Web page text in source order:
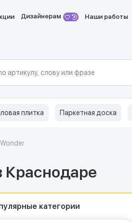
Дизайнерам Наши работы
плитка Паркетная доска
Краснодаре
категории